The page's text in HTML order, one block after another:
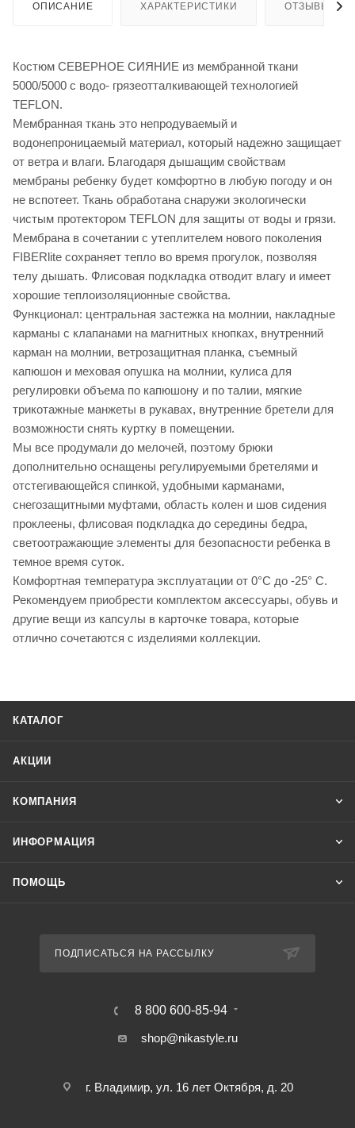
ОПИСАНИЕ ХАРАКТЕРИСТИКИ ОТЗЫВЫ
Костюм СЕВЕРНОЕ СИЯНИЕ из мембранной ткани
5000/5000 с водо- грязеотталкивающей технологией
TEFLON.
Мембранная ткань это непродуваемый и
водонепроницаемый материал, который надежно защищает
от ветра и влаги. Благодаря дышащим свойствам
мембраны ребенку будет комфортно в любую погоду и он
не вспотеет. Ткань обработана снаружи экологически
чистым протектором TEFLON для защиты от воды и грязи.
Мембрана в сочетании с утеплителем нового поколения
FIBERlite сохраняет тепло во время прогулок, позволяя
телу дышать. Флисовая подкладка отводит влагу и имеет
хорошие теплоизоляционные свойства.
Функционал: центральная застежка на молнии, накладные
карманы с клапанами на магнитных кнопках, внутренний
карман на молнии, ветрозащитная планка, съемный
капюшон и меховая опушка на молнии, кулиса для
регулировки объема по капюшону и по талии, мягкие
трикотажные манжеты в рукавах, внутренние бретели для
возможности снять куртку в помещении.
Мы все продумали до мелочей, поэтому брюки
дополнительно оснащены регулируемыми бретелями и
отстегивающейся спинкой, удобными карманами,
снегозащитными муфтами, область колен и шов сидения
проклеены, флисовая подкладка до середины бедра,
светоотражающие элементы для безопасности ребенка в
темное время суток.
Комфортная температура эксплуатации от 0°С до -25° С.
Рекомендуем приобрести комплектом аксессуары, обувь и
другие вещи из капсулы в карточке товара, которые
отлично сочетаются с изделиями коллекции.
КАТАЛОГ
АКЦИИ
КОМПАНИЯ
ИНФОРМАЦИЯ
ПОМОЩЬ
ПОДПИСАТЬСЯ НА РАССЫЛКУ
8 800 600-85-94
shop@nikastyle.ru
г. Владимир, ул. 16 лет Октября, д. 20